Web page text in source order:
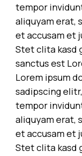
tempor
aliquyam erat,
et accusam et
Stet clita kasd
sanctus est
Lorem ipsum
sadipscing
tempor
aliquyam erat,
et accusam et
Stet clita kasd